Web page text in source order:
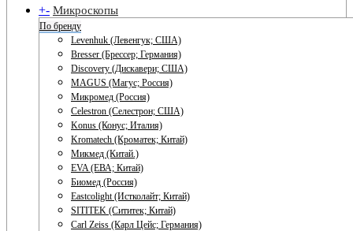
+- Микроскопы
По бренду
Levenhuk (Левенгук; США)
Bresser (Брессер; Германия)
Discovery (Дискавери; США)
MAGUS (Магус; Россия)
Микромед (Россия)
Celestron (Селестрон; США)
Konus (Конус; Италия)
Kromatech (Кроматек; Китай)
Микмед (Китай.)
EVA (ЕВА; Китай)
Биомед (Россия)
Eastcolight (Истколайт; Китай)
SITITEK (Сититек; Китай)
Carl Zeiss (Карл Цейс; Германия)